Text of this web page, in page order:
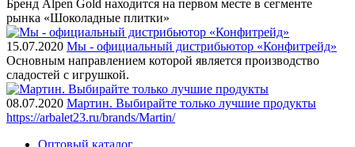
Бренд Alpen Gold находится на первом месте в сегменте
рынка «Шоколадные плитки»
15.07.2020 Мы - официальный дистрибьютор «Конфитрейд»
Основным направлением которой является производство
сладостей с игрушкой.
08.07.2020 Мартин. Выбирайте только лучшие продукты
https://arbalet23.ru/brands/Martin/
Оптовый каталог